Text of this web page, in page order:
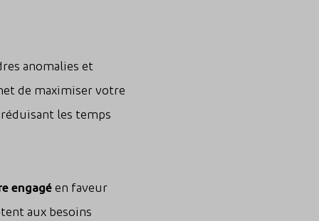
anomalies et
de maximiser votre
les temps
engagé en faveur
aux besoins